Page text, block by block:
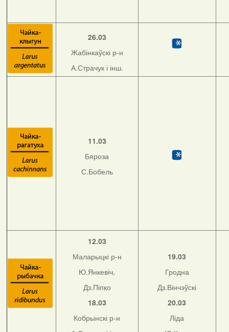
26.03
Жабінкаўскі р-н
А.Страчук і інш.
11.03
Бяроза
С.Бобель
12.03
Маларыцкі р-н
Ю.Янкевіч,
Дз.Піпко
18.03
Кобрынскі р-н
19.03
Гродна
Дз.Вінчэўскі
20.03
Ліда